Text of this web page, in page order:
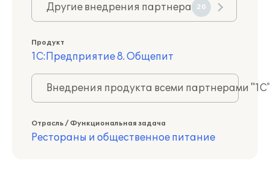
Другие внедрения партнера 20
Продукт
1С:Предприятие 8. Общепит
Внедрения продукта всеми партнерами
Отрасль / Функциональная задача
Рестораны и общественное питание